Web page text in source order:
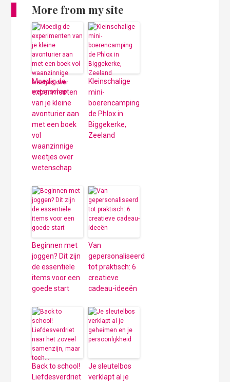
More from my site
Moedig de
experimenten
van je kleine
avonturier aan
met een boek
vol
waanzinnige
weetjes over
wetenschap
Kleinschalige
mini-
boerencamping
de Phlox in
Biggekerke,
Zeeland
Beginnen met
joggen? Dit zijn
de essentiële
items voor een
goede start
Van
gepersonaliseerd
tot praktisch: 6
creatieve
cadeau-ideeën
Back to school!
Liefdesverdriet
Je sleutelbos
verklapt al je